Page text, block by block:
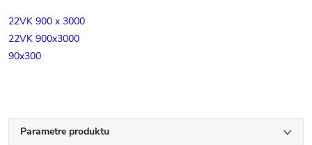
22VK 900 x 3000
22VK 900x3000
90x300
Parametre produktu